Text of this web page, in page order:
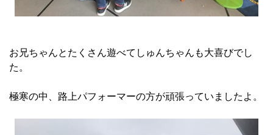
お兄ちゃんとたくさん遊べてしゅんちゃんも大喜びでし
た。
極寒の中、路上パフォーマーの方が頑張っていましたよ。